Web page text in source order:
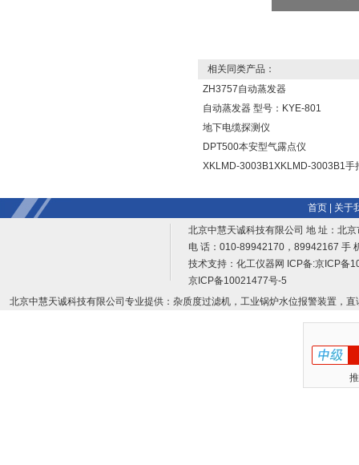
相关同类产品：
ZH3757自动蒸发器
自动蒸发器 型号：KYE-801
地下电缆探测仪
DPT500本安型气露点仪
XKLMD-3003B1XKLMD-3003B1手
首页|
关于
北京中慧天诚科技有限公司 地 址：北
电 话：010-89942170，89942167 手
技术支持： 化工仪器网 ICP备:京ICP备
京ICP备10021477号-5
北京中慧天诚科技有限公司专业提供：杂质度过滤机，工业锅炉水位报警装置，